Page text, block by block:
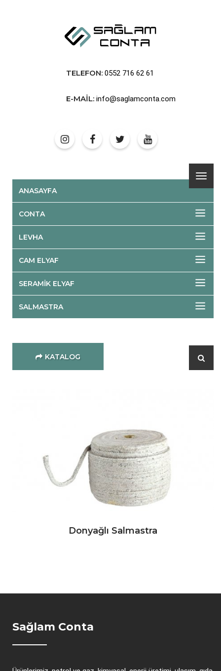
TELEFON: 0552 716 62 61
E-MAIL: info@saglamconta.com
ANASAYFA
CONTA
LEVHA
CAM ELYAF
SERAMIK ELYAF
SALMASTRA
KATALOG
Donyağlı Salmastra
Sağlam Conta